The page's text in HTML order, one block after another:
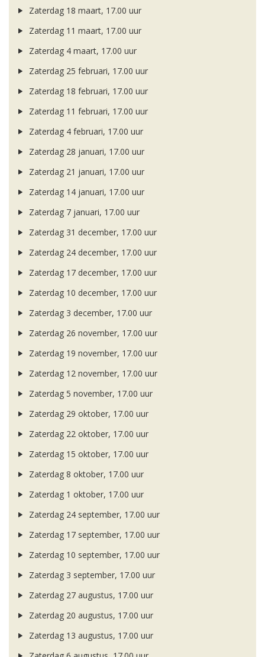
Zaterdag 18 maart, 17.00 uur
Zaterdag 11 maart, 17.00 uur
Zaterdag 4 maart, 17.00 uur
Zaterdag 25 februari, 17.00 uur
Zaterdag 18 februari, 17.00 uur
Zaterdag 11 februari, 17.00 uur
Zaterdag 4 februari, 17.00 uur
Zaterdag 28 januari, 17.00 uur
Zaterdag 21 januari, 17.00 uur
Zaterdag 14 januari, 17.00 uur
Zaterdag 7 januari, 17.00 uur
Zaterdag 31 december, 17.00 uur
Zaterdag 24 december, 17.00 uur
Zaterdag 17 december, 17.00 uur
Zaterdag 10 december, 17.00 uur
Zaterdag 3 december, 17.00 uur
Zaterdag 26 november, 17.00 uur
Zaterdag 19 november, 17.00 uur
Zaterdag 12 november, 17.00 uur
Zaterdag 5 november, 17.00 uur
Zaterdag 29 oktober, 17.00 uur
Zaterdag 22 oktober, 17.00 uur
Zaterdag 15 oktober, 17.00 uur
Zaterdag 8 oktober, 17.00 uur
Zaterdag 1 oktober, 17.00 uur
Zaterdag 24 september, 17.00 uur
Zaterdag 17 september, 17.00 uur
Zaterdag 10 september, 17.00 uur
Zaterdag 3 september, 17.00 uur
Zaterdag 27 augustus, 17.00 uur
Zaterdag 20 augustus, 17.00 uur
Zaterdag 13 augustus, 17.00 uur